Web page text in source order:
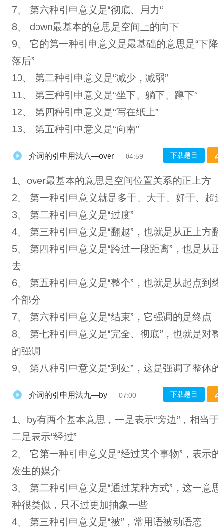
7、 第六种引申意义是“彻底、用力“
8、 down最基本的意思是空间上的向下
9、 它的第一种引申意义是最基础的意思是“下
落后”
10、 第二种引申意义是“减少，减弱”
11、 第三种引申意义是“坐下、躺下、蹲下”
12、 第四种引申意义是“写在纸上”
13、 第五种引申意义是“向南”
介词的引申用法八—over 04:59 下载题目
1、over最基本的意思是空间位置关系的正上方
2、 第一种引申意义就是多于、大于、好于、超
3、 第二种引申意义是“过度”
4、 第三种引申意义是“翻越”，也就是从正上方
5、 第四种引申意义是“跨过一段距离”，也是从
去
6、 第五种引申意义是“整个”，也就是从起点到
个部分
7、 第六种引申意义是“结束”，它强调的是终点
8、 第七种引申意义是“完全、彻底”，也就是对
的强调
9、 第八种引申意义是“到处”，这是强调了整体
介词的引申用法九—by 07:00 下载题目
1、by有两个基本意思，一是表示“旁边”，相当
二是表示“经过”
2、 它第一种引申意义是“经过某个事物”，表示
发生的媒介
3、 第二种引申意义是“通过某种方式”，这一意
种很类似，只不过更加抽象一些
4、 第三种引申意义是“被”，常用语被动语态